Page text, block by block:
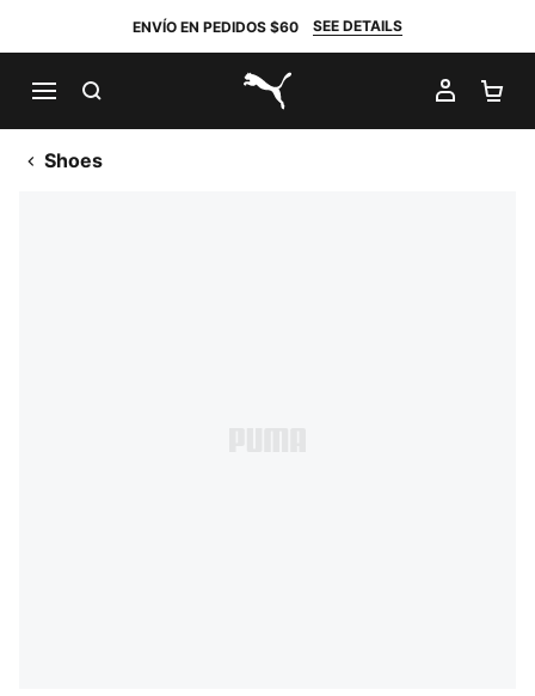
ENVÍO EN PEDIDOS $60 SEE DETAILS
PUMA.com
MI
Shoes